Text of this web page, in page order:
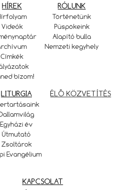
HÍREK
Videók
Címkék
bízom!
RÓLUNK
Történetünk
Püspökeink
Alapító bulla
Nemzeti kegyhely
LITURGIA
Egyházi év
Útmutató
Zsoltárok
Evangélium
ÉLŐ KÖZVETÍTÉS
KAPCSOLAT